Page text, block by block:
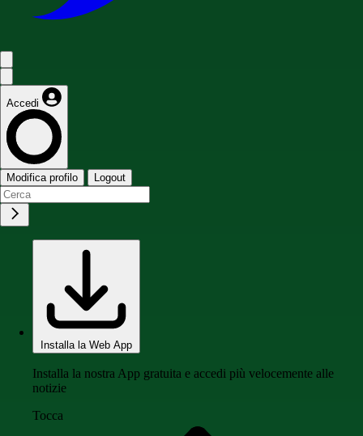
Accedi
Modifica profilo Logout
Installa la Web App
Installa la nostra App gratuita e accedi più velocemente alle
notizie
Tocca